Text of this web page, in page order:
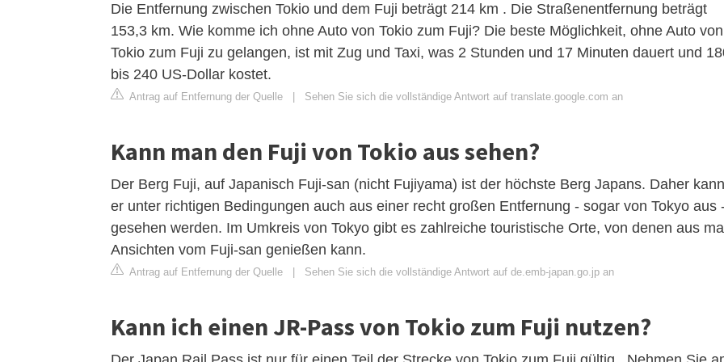
Die Entfernung zwischen Tokio und dem Fuji beträgt 214 km . Die Straßenentfernung beträgt
153,3 km. Wie komme ich ohne Auto von Tokio zum Fuji? Die beste Möglichkeit, ohne Auto von
Tokio zum Fuji zu gelangen, ist mit Zug und Taxi, was 2 Stunden und 17 Minuten dauert und
bis 240 US-Dollar kostet.
Antrag auf Entfernung der Quelle | Sehen Sie sich die vollständige Antwort auf translate.google.com an
Kann man den Fuji von Tokio aus sehen?
Der Berg Fuji, auf Japanisch Fuji-san (nicht Fujiyama) ist der höchste Berg Japans. Daher kann
er unter richtigen Bedingungen auch aus einer recht großen Entfernung - sogar von Tokyo aus
gesehen werden. Im Umkreis von Tokyo gibt es zahlreiche touristische Orte, von denen aus
Ansichten vom Fuji-san genießen kann.
Antrag auf Entfernung der Quelle | Sehen Sie sich die vollständige Antwort auf de.emb-japan.go.jp an
Kann ich einen JR-Pass von Tokio zum Fuji nutzen?